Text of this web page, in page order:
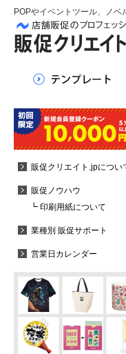
POPやイベントツール、ノ
販促クリエイト.jpについ
販促ノウハウ
┗ 印刷用紙について
業種別 販促サポート
営業日カレンダー